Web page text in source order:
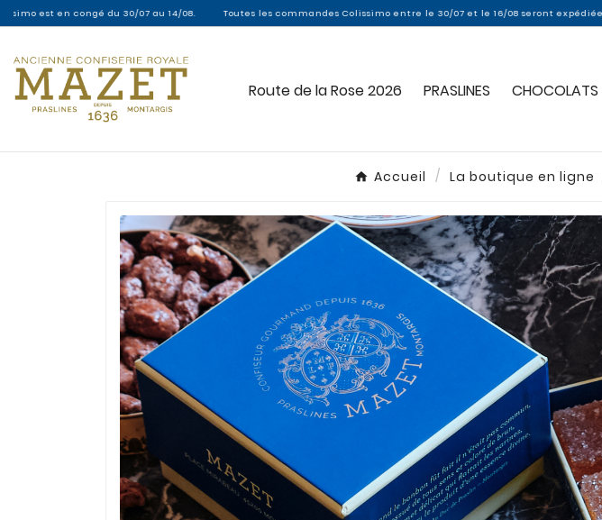
en congé du 30/07 au 14/08. Toutes les commandes Colissimo entre le 30/07 et le 16/08 seront expédiées à partir
Route de la Rose 2026 PRASLINES CHOCOLATS
Accueil La boutique en ligne